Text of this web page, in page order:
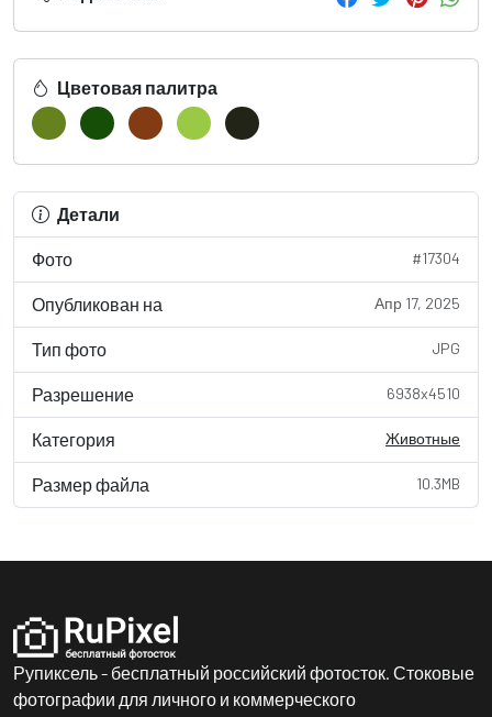
Цветовая палитра
Детали
Фото #17304
Опубликован на Апр 17, 2025
Тип фото JPG
Разрешение 6938x4510
Категория Животные
Размер файла 10.3MB
Рупиксель - бесплатный российский фотосток. Стоковые
фотографии для личного и коммерческого